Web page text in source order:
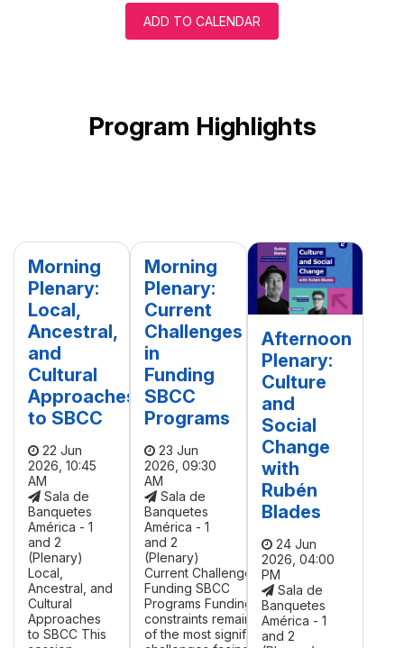
ADD TO CALENDAR
Program Highlights
Morning
Plenary:
Local,
Ancestral,
and
Cultural
Approaches
to SBCC
22 Jun
2026, 10:45
AM
Sala de
Banquetes
América - 1
and 2
(Plenary)
Local,
Ancestral, and
Cultural
Approaches
to SBCC This
Morning
Plenary:
Current
Challenges
in
Funding
SBCC
Programs
23 Jun
2026, 09:30
AM
Sala de
Banquetes
América - 1
and 2
(Plenary)
Current Challenges in
Funding SBCC
Programs Funding
constraints remain one
of the most significant
Afternoon
Plenary:
Culture
and
Social
Change
with
Rubén
Blades
24 Jun
2026, 04:00
PM
Sala de
Banquetes
América - 1
and 2